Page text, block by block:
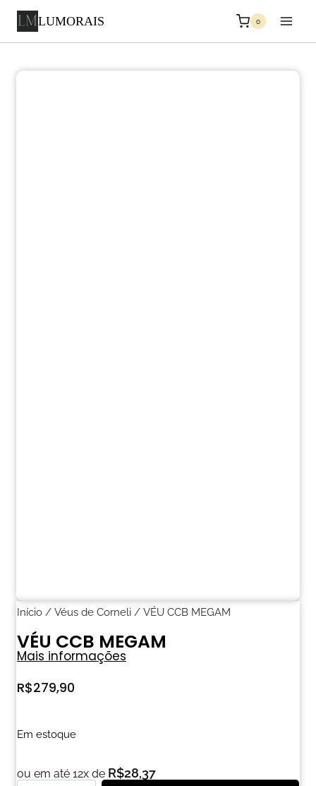
LUMORAIS 0
Início / Véus de Corneli / VÉU CCB MEGAM
VÉU CCB MEGAM
Mais informações
R$279,90
Em estoque
ou em até 12x de R$28,37